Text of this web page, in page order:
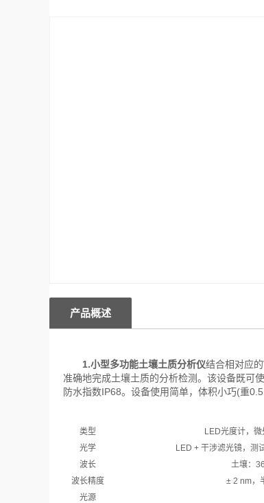
产品概述
1.小型多功能土壤土质分析仪结合相对应
准确地完成土壤土质的分析检测。该设备既可
防水指数IP68。设备使用简单，体积小巧(重0.5
类型
LED光度计，
光学
LED + 干涉滤光镜，测
波长
土壤：
波长精度
± 2 nm，
光源